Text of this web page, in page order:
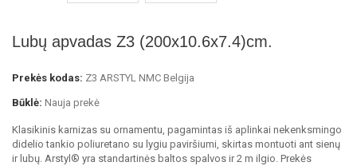
Lubų apvadas Z3 (200x10.6x7.4)cm.
Prekės kodas: Z3 ARSTYL NMC Belgija
Būklė: Nauja prekė
Klasikinis karnizas su ornamentu, pagamintas iš aplinkai nekenksmingo
didelio tankio poliuretano su lygiu paviršiumi, skirtas montuoti ant sienų
ir lubų. Arstyl® yra standartinės baltos spalvos ir 2 m ilgio. Prekės